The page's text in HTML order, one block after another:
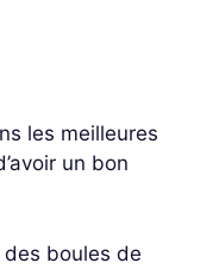
les meilleures
un bon
boules de